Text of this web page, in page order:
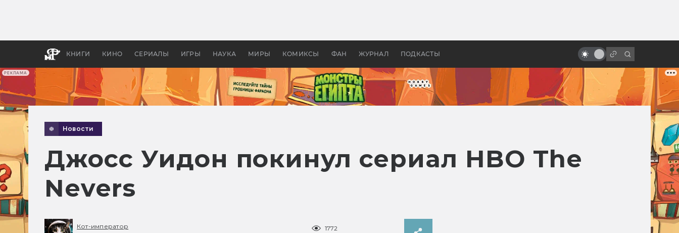
РЕКЛАМА
КНИГИ КИНО СЕРИАЛЫ ИГРЫ НАУКА МИРЫ КОМИКСЫ ФАН ЖУРНАЛ ПОДКАСТЫ
апокалипсис, в России —
бы «Властелина колец»
мёртвых девочек
Новости
Джосс Уидон покинул сериал HBO The
Nevers
Кот-император
1772